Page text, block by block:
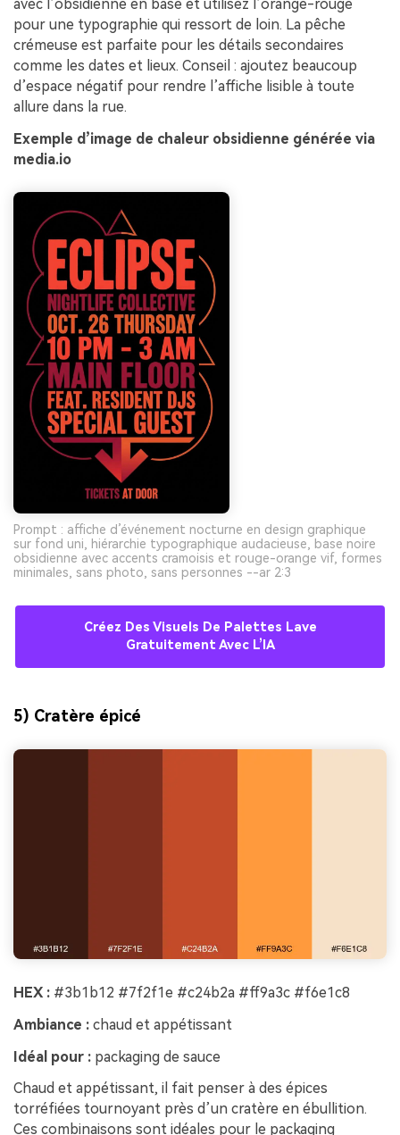
avec l’obsidienne en base et utilisez l’orange-rouge
pour une typographie qui ressort de loin. La pêche
crémeuse est parfaite pour les détails secondaires
comme les dates et lieux. Conseil : ajoutez beaucoup
d’espace négatif pour rendre l’affiche lisible à toute
allure dans la rue.
Exemple d’image de chaleur obsidienne générée via
media.io
Prompt : affiche d’événement nocturne en design graphique
sur fond uni, hiérarchie typographique audacieuse, base noire
obsidienne avec accents cramoisis et rouge-orange vif, formes
minimales, sans photo, sans personnes --ar 2:3
Créez Des Visuels De Palettes Lave
Gratuitement Avec L’IA
5) Cratère épicé
HEX : #3b1b12 #7f2f1e #c24b2a #ff9a3c #f6e1c8
Ambiance : chaud et appétissant
Idéal pour : packaging de sauce
Chaud et appétissant, il fait penser à des épices
torréfiées tournoyant près d’un cratère en ébullition.
Ces combinaisons sont idéales pour le packaging